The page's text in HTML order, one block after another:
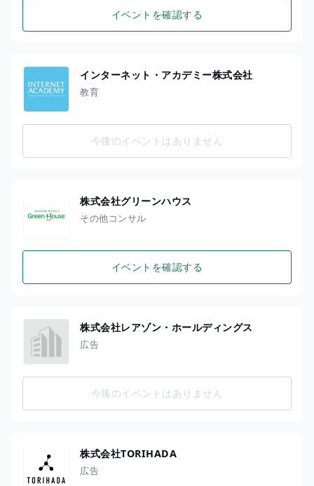
イベントを確認する
インターネット・アカデミー株式会社
教育
今後のイベントはありません
株式会社グリーンハウス
その他コンサル
イベントを確認する
株式会社レアゾン・ホールディングス
広告
今後のイベントはありません
株式会社TORIHADA
広告